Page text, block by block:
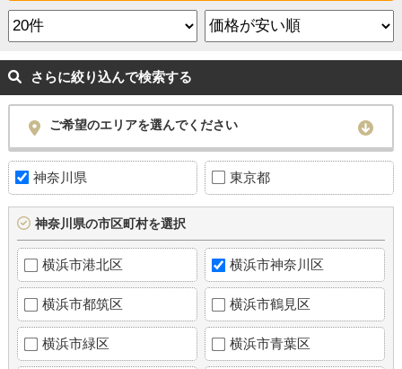
さらに絞り込んで検索する
ご希望のエリアを選んでください
神奈川県 東京都
神奈川県の市区町村を選択
横浜市港北区 横浜市神奈川区
横浜市都筑区 横浜市鶴見区
横浜市緑区 横浜市青葉区